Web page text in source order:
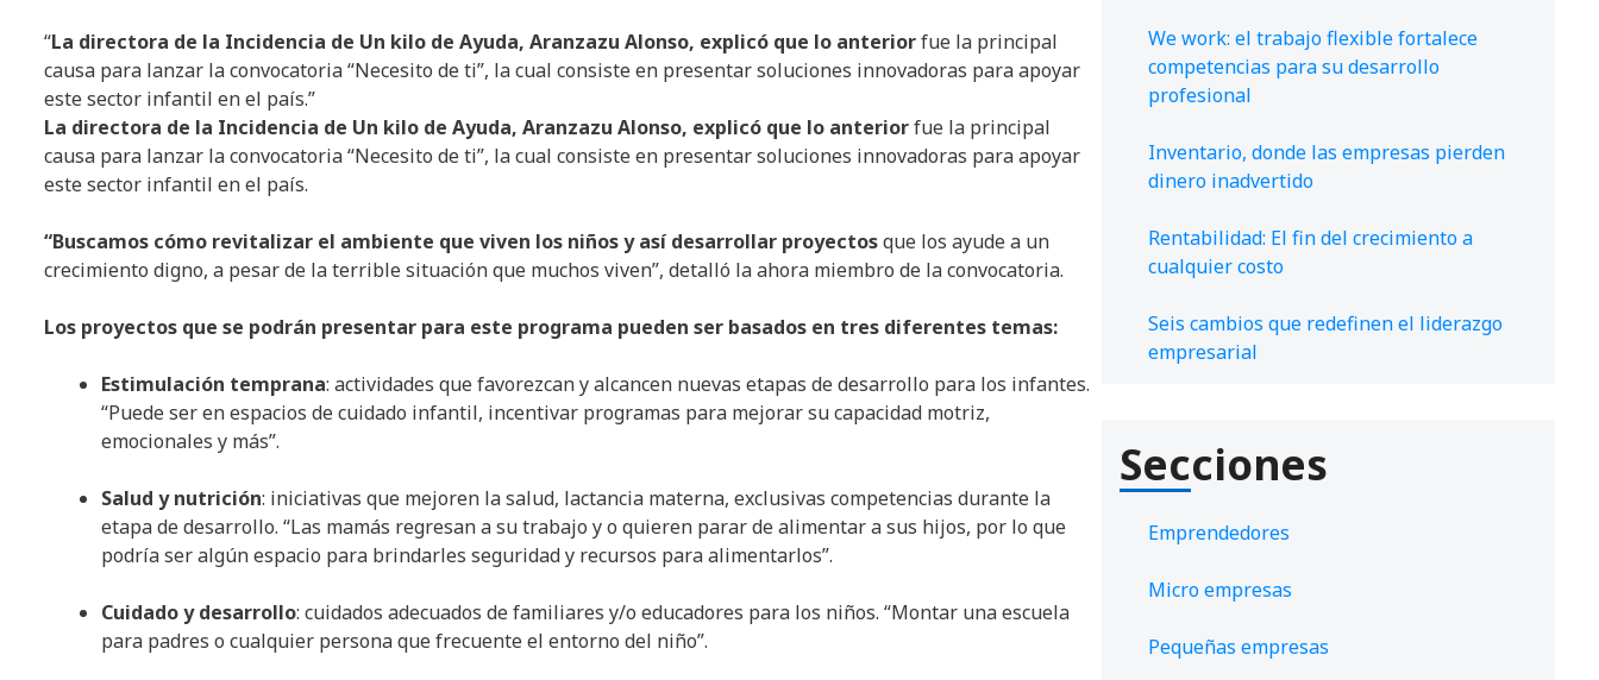
“La directora de la Incidencia de Un kilo de Ayuda, Aranzazu Alonso, explicó que lo anteriorfue la principal
causa para lanzar la convocatoria “Necesito de ti”, la cual consiste en presentar soluciones innovadoras para apoyar
este sector infantil en el país.”
La directora de la Incidencia de Un kilo de Ayuda, Aranzazu Alonso, explicó que lo anteriorfue la principal
causa para lanzar la convocatoria “Necesito de ti”, la cual consiste en presentar soluciones innovadoras para apoyar
este sector infantil en el país.
“Buscamos cómo revitalizar el ambiente que viven los niños y así desarrollar proyectosque los ayude a un
crecimiento digno, a pesar de la terrible situación que muchos viven”, detalló la ahora miembro de la convocatoria.
Los proyectos que se podrán presentar para este programa pueden ser basados en tres diferentes temas:
Estimulación temprana: actividades que favorezcan y alcancen nuevas etapas de desarrollo para los infantes.
“Puede ser en espacios de cuidado infantil, incentivar programas para mejorar su capacidad motriz,
emocionales y más”.
Salud y nutrición: iniciativas que mejoren la salud, lactancia materna, exclusivas competencias durante la
etapa de desarrollo. “Las mamás regresan a su trabajo y o quieren parar de alimentar a sus hijos, por lo que
podría ser algún espacio para brindarles seguridad y recursos para alimentarlos”.
Cuidado y desarrollo: cuidados adecuados de familiares y/o educadores para los niños. “Montar una escuela
para padres o cualquier persona que frecuente el entorno del niño”.
We work: el trabajo flexible fortalece
competencias para su desarrollo
profesional
Inventario, donde las empresas pierden
dinero inadvertido
Rentabilidad: El fin del crecimiento a
cualquier costo
Seis cambios que redefinen el liderazgo
empresarial
Secciones
Emprendedores
Micro empresas
Pequeñas empresas